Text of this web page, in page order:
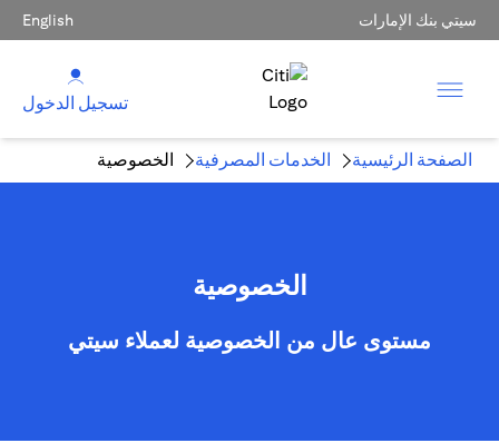
سيتي بنك الإمارات English
تسجيل الدخول
الصفحة الرئيسية الخدمات المصرفية الخصوصية
الخصوصية
مستوى عال من الخصوصية لعملاء سيتي